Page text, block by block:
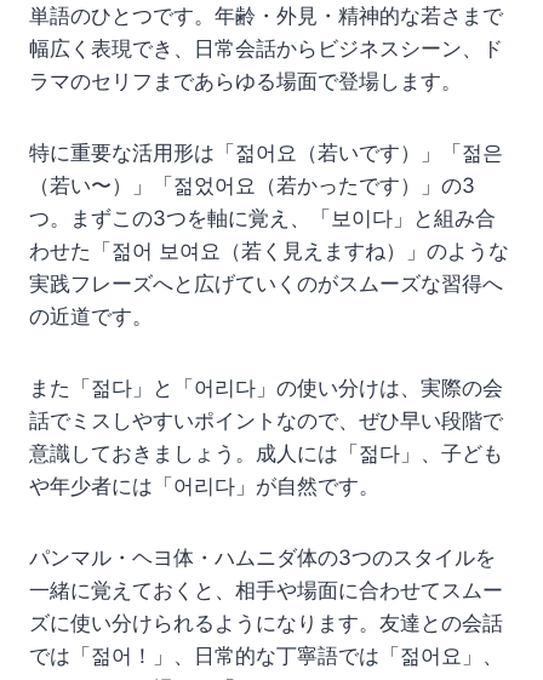
単語のひとつです。年齢・外見・精神的な若さまで
幅広く表現でき、日常会話からビジネスシーン、ド
ラマのセリフまであらゆる場面で登場します。
特に重要な活用形は「젊어요（若いです）」「젊은
（若い〜）」「젊었어요（若かったです）」の3
つ。まずこの3つを軸に覚え、「보이다」と組み合
わせた「젊어 보여요（若く見えますね）」のような
実践フレーズへと広げていくのがスムーズな習得へ
の近道です。
また「젊다」と「어리다」の使い分けは、実際の会
話でミスしやすいポイントなので、ぜひ早い段階で
意識しておきましょう。成人には「젊다」、子ども
や年少者には「어리다」が自然です。
パンマル・ヘヨ体・ハムニダ体の3つのスタイルを
一緒に覚えておくと、相手や場面に合わせてスムー
ズに使い分けられるようになります。友達との会話
では「젊어！」、日常的な丁寧語では「젊어요」、